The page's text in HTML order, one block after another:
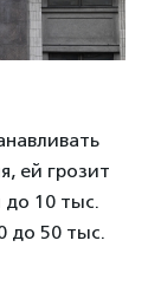
ей грозит
10 тыс.
до 50 тыс.